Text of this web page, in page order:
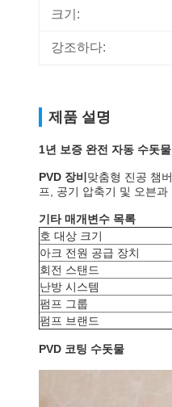
크기:
강조하다:
제품 설명
1년 보증 완전 자동 수돗물
PVD 장비 맞춤형 진공 챔
프, 공기 압축기 및 오븐
기타 매개변수 목록
호 대상 크기
아크 전원 공급 장치
회전 스탠드
난방 시스템
펌프 그룹
펌프 브랜드
PVD 코팅 수돗물